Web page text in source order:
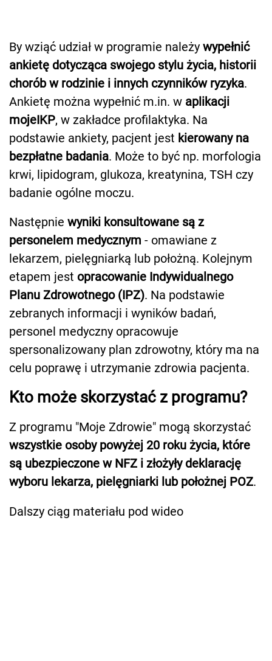
By wziąć udział w programie należy wypełnić
ankietę dotycząca swojego stylu życia, historii
chorób w rodzinie i innych czynników ryzyka.
Ankietę można wypełnić m.in. w aplikacji
mojeIKP, w zakładce profilaktyka. Na
podstawie ankiety, pacjent jest kierowany na
bezpłatne badania. Może to być np. morfologia
krwi, lipidogram, glukoza, kreatynina, TSH czy
badanie ogólne moczu.
Następnie wyniki konsultowane są z
personelem medycznym - omawiane z
lekarzem, pielęgniarką lub położną. Kolejnym
etapem jest opracowanie Indywidualnego
Planu Zdrowotnego (IPZ). Na podstawie
zebranych informacji i wyników badań,
personel medyczny opracowuje
spersonalizowany plan zdrowotny, który ma na
celu poprawę i utrzymanie zdrowia pacjenta.
Kto może skorzystać z programu?
Z programu "Moje Zdrowie" mogą skorzystać
wszystkie osoby powyżej 20 roku życia, które
są ubezpieczone w NFZ i złożyły deklarację
wyboru lekarza, pielęgniarki lub położnej POZ.
Dalszy ciąg materiału pod wideo